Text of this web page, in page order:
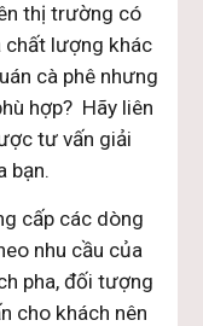
thị trường có
chất lượng khác
cà phê nhưng
hợp?  Hãy liên
tư vấn giải
bạn.
nhu cầu của
pha, đối tượng
cho khách nên